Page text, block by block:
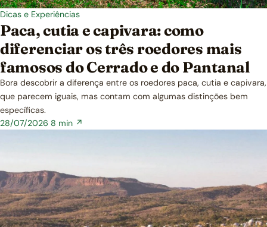
Dicas e Experiências
Paca, cutia e capivara: como
diferenciar os três roedores mais
famosos do Cerrado e do Pantanal
Bora descobrir a diferença entre os roedores paca, cutia e capivara,
que parecem iguais, mas contam com algumas distinções bem
específicas.
28/07/2026 8 min ↗